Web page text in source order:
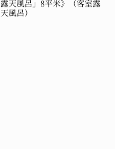
露天風呂」8平米》（客室露
天風呂）